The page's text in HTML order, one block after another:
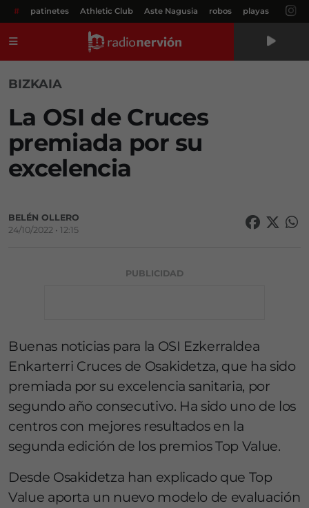
# patinetes Athletic Club Aste Nagusia robos playas
BIZKAIA
La OSI de Cruces
premiada por su
excelencia
BELÉN OLLERO
24/10/2022 • 12:15
PUBLICIDAD
Buenas noticias para la OSI Ezkerraldea
Enkarterri Cruces de Osakidetza, que ha sido
premiada por su excelencia sanitaria, por
segundo año consecutivo. Ha sido uno de los
centros con mejores resultados en la
segunda edición de los premios Top Value.
Desde Osakidetza han explicado que Top
Value aporta un nuevo modelo de evaluación